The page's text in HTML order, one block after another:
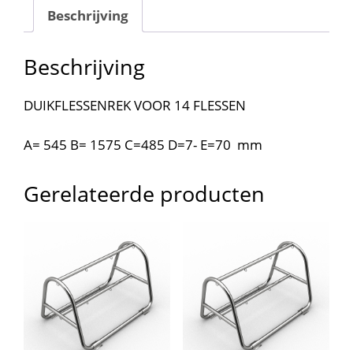
Beschrijving
Beschrijving
DUIKFLESSENREK VOOR 14 FLESSEN
A= 545 B= 1575 C=485 D=7- E=70 mm
Gerelateerde producten